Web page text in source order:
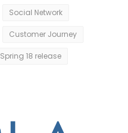
Social Network
Customer Journey
Spring 18 release